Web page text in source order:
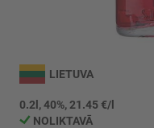
uz
galerijas
sākumu
LIETUVA
0.2l, 40%, 21.45 €/l
NOLIKTAVĀ